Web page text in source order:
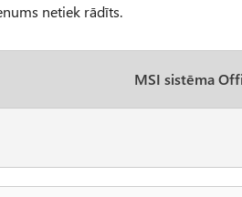
netiek rādīts.
MSI sistēma